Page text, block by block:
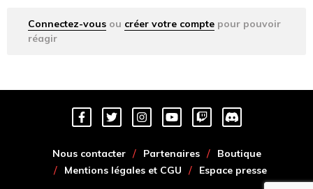
Connectez-vous ou créer votre compte pour pouvoir
réagir
Nous contacter Partenaires
Boutique
Mentions légales et CGU
Espace presse